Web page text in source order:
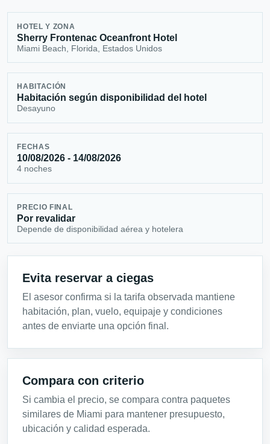
HOTEL Y ZONA
Sherry Frontenac Oceanfront Hotel
Miami Beach, Florida, Estados Unidos
HABITACIÓN
Habitación según disponibilidad del hotel
Desayuno
FECHAS
10/08/2026 - 14/08/2026
4 noches
PRECIO FINAL
Por revalidar
Depende de disponibilidad aérea y hotelera
Evita reservar a ciegas
El asesor confirma si la tarifa observada mantiene
habitación, plan, vuelo, equipaje y condiciones
antes de enviarte una opción final.
Compara con criterio
Si cambia el precio, se compara contra paquetes
similares de Miami para mantener presupuesto,
ubicación y calidad esperada.